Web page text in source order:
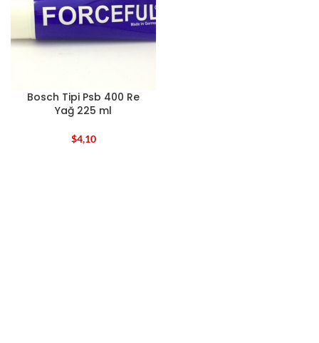
Bosch Tipi Psb 400 Re
Yağ 225 ml
$4,10